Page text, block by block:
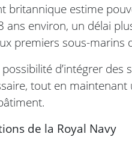
britannique estime
environ, un délai
premiers sous-marins
d’intégrer des
tout en
de la Royal Navy